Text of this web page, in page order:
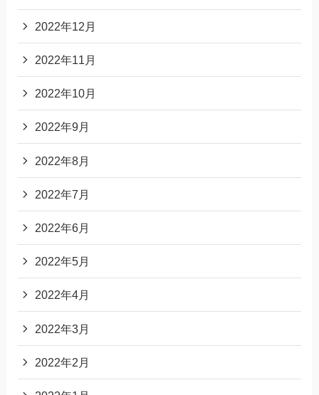
2022年12月
2022年11月
2022年10月
2022年9月
2022年8月
2022年7月
2022年6月
2022年5月
2022年4月
2022年3月
2022年2月